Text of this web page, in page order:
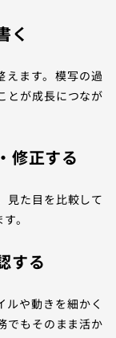
く
えます。模写の過
とが成長につなが
修正する
見た目を比較して
。
する
や動きを細かく
でもそのまま活か